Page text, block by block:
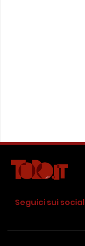
Seguici sui social